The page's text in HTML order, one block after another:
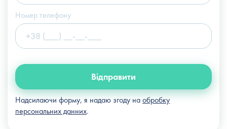
Номер телефону
Відправити
Надсилаючи форму, я надаю згоду наобробку
персональних данних.